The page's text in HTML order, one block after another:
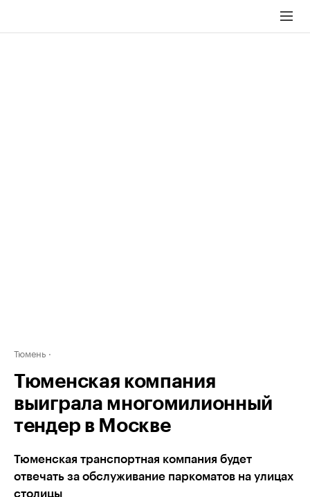
Тюмень
Тюменская компания
выиграла многомилионный
тендер в Москве
Тюменская транспортная компания будет
отвечать за обслуживание паркоматов на улицах
столицы